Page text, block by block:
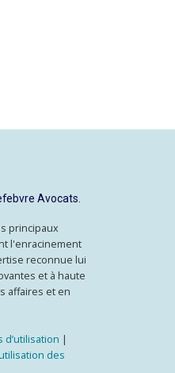
Avocats.
principaux
l'enracinement
reconnue lui
et à haute
affaires et en
|
des